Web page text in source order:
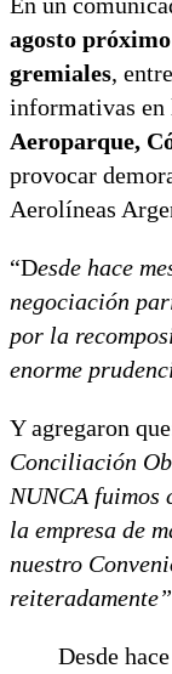
agosto
gremiales,
informativas en
Aeroparque,
provocar
Aerolíneas
“Desde hace
negociación
por la
enorme
Y agregaron
Conciliación
NUNCA fuimos
la empresa de
nuestro
reiteradamente”
Desde